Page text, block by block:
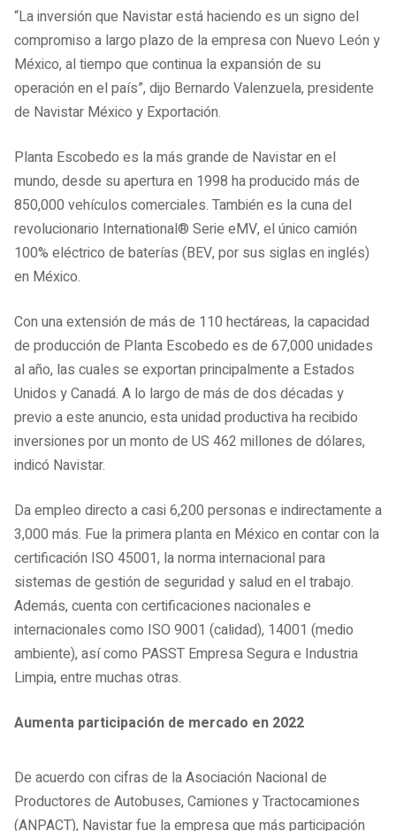
“La inversión que Navistar está haciendo es un signo del
compromiso a largo plazo de la empresa con Nuevo León y
México, al tiempo que continua la expansión de su
operación en el país”, dijo Bernardo Valenzuela, presidente
de Navistar México y Exportación.
Planta Escobedo es la más grande de Navistar en el
mundo, desde su apertura en 1998 ha producido más de
850,000 vehículos comerciales. También es la cuna del
revolucionario International® Serie eMV, el único camión
100% eléctrico de baterías (BEV, por sus siglas en inglés)
en México.
Con una extensión de más de 110 hectáreas, la capacidad
de producción de Planta Escobedo es de 67,000 unidades
al año, las cuales se exportan principalmente a Estados
Unidos y Canadá. A lo largo de más de dos décadas y
previo a este anuncio, esta unidad productiva ha recibido
inversiones por un monto de US 462 millones de dólares,
indicó Navistar.
Da empleo directo a casi 6,200 personas e indirectamente a
3,000 más. Fue la primera planta en México en contar con la
certificación ISO 45001, la norma internacional para
sistemas de gestión de seguridad y salud en el trabajo.
Además, cuenta con certificaciones nacionales e
internacionales como ISO 9001 (calidad), 14001 (medio
ambiente), así como PASST Empresa Segura e Industria
Limpia, entre muchas otras.
Aumenta participación de mercado en 2022
De acuerdo con cifras de la Asociación Nacional de
Productores de Autobuses, Camiones y Tractocamiones
(ANPACT), Navistar fue la empresa que más participación